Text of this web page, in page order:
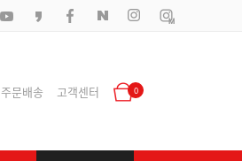
주문배송 고객센터 0